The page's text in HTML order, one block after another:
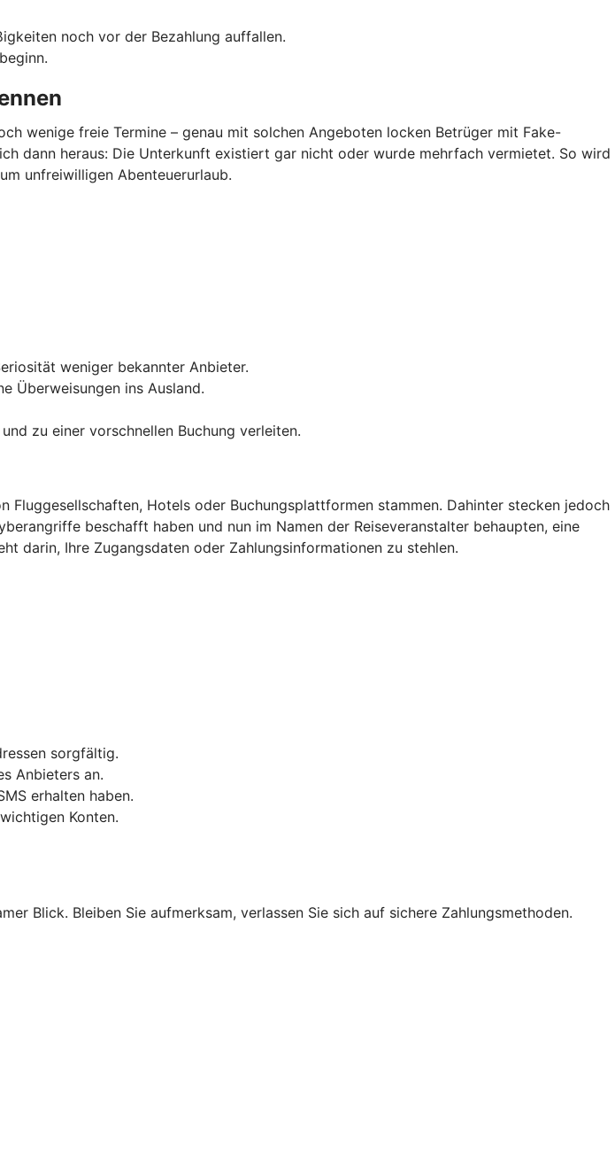
noch vor der Bezahlung auffallen.
wenige freie Termine – genau mit solchen Angeboten locken Betrüger mit Fake-
dann heraus: Die Unterkunft existiert gar nicht oder wurde mehrfach vermietet. So wird
unfreiwilligen Abenteuerurlaub.
weniger bekannter Anbieter.
Überweisungen ins Ausland.
zu einer vorschnellen Buchung verleiten.
Fluggesellschaften, Hotels oder Buchungsplattformen stammen. Dahinter stecken jedoch
beschafft haben und nun im Namen der Reiseveranstalter behaupten, eine
darin, Ihre Zugangsdaten oder Zahlungsinformationen zu stehlen.
sorgfältig.
Anbieters an.
erhalten haben.
Konten.
Blick. Bleiben Sie aufmerksam, verlassen Sie sich auf sichere Zahlungsmethoden.